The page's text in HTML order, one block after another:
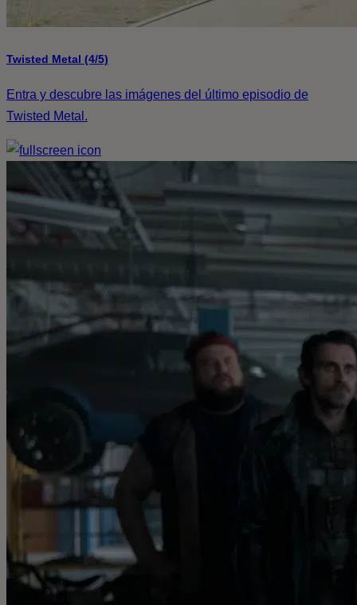
Twisted Metal (4/5)
Entra y descubre las imágenes del último episodio de
Twisted Metal.